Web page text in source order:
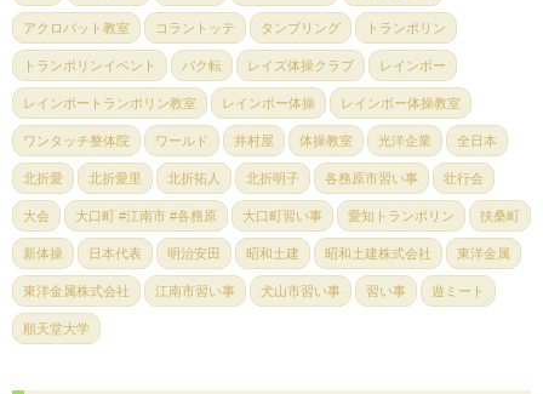
アクロバット教室 コラントッテ タンブリング トランポリン
トランポリンイベント バク転 レイズ体操クラブ レインボー
レインボートランポリン教室 レインボー体操 レインボー体操教室
ワンタッチ整体院 ワールド 井村屋 体操教室 光洋企業 全日本
北折愛 北折愛里 北折拓人 北折明子 各務原市習い事 壮行会
大会 大口町 #江南市 #各務原 大口町習い事 愛知トランポリン 扶桑町
新体操 日本代表 明治安田 昭和土建 昭和土建株式会社 東洋金属
東洋金属株式会社 江南市習い事 犬山市習い事 習い事 遊ミート
順天堂大学